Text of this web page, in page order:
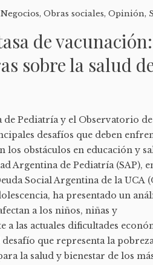
Negocios,Obras sociales,Opinión,
de
sobre la salud
Pediatría y el Observatorio
desafíos que deben
los obstáculos en educación y
Argentina de Pediatría (SAP),
Social Argentina de la UCA
ha presentado un
a los niños, niñas y
a las actuales dificultades
que representa la
la salud y bienestar de los